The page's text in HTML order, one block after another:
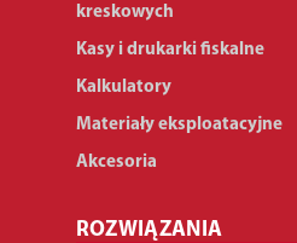
kreskowych
Kasy i drukarki fiskalne
Kalkulatory
Materiały eksploatacyjne
Akcesoria
ROZWIĄZANIA